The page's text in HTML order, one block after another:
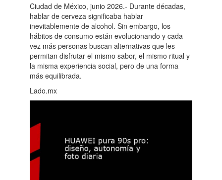
Ciudad de México, junio 2026.- Durante décadas,
hablar de cerveza significaba hablar
inevitablemente de alcohol. Sin embargo, los
hábitos de consumo están evolucionando y cada
vez más personas buscan alternativas que les
permitan disfrutar el mismo sabor, el mismo ritual y
la misma experiencia social, pero de una forma
más equilibrada.
Lado.mx